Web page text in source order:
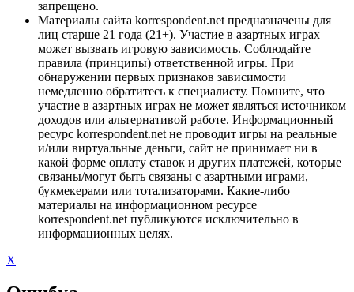
запрещено.
Материалы сайта korrespondent.net предназначены для
лиц старше 21 года (21+). Участие в азартных играх
может вызвать игровую зависимость. Соблюдайте
правила (принципы) ответственной игры. При
обнаружении первых признаков зависимости
немедленно обратитесь к специалисту. Помните, что
участие в азартных играх не может являться источником
доходов или альтернативой работе. Информационный
ресурс korrespondent.net не проводит игры на реальные
и/или виртуальные деньги, сайт не принимает ни в
какой форме оплату ставок и других платежей, которые
связаны/могут быть связаны с азартными играми,
букмекерами или тотализаторами. Какие-либо
материалы на информационном ресурсе
korrespondent.net публикуются исключительно в
информационных целях.
X